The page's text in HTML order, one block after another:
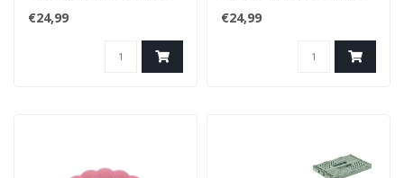
in ein zauberhaftes
Erlebnis. Dieses..
€24,99
in ein zauberhaftes
Erlebnis. Dieses..
€24,99